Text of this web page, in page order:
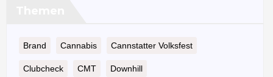
Brand Cannabis Cannstatter Volksfest
Clubcheck CMT Downhill